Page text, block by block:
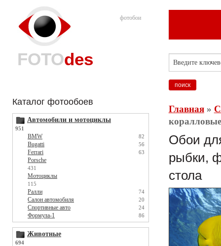
фотобои
FOTOdes
Каталог фотообоев
Автомобили и мотоциклы
951
BMW 82
Bugatti 56
Ferrari 63
Porsche
431
Мотоциклы
115
Ралли 74
Салон автомобиля 20
Спортивные авто 24
Формула-1 86
Животные
694
Главная»
Обои
рыбки,
стола